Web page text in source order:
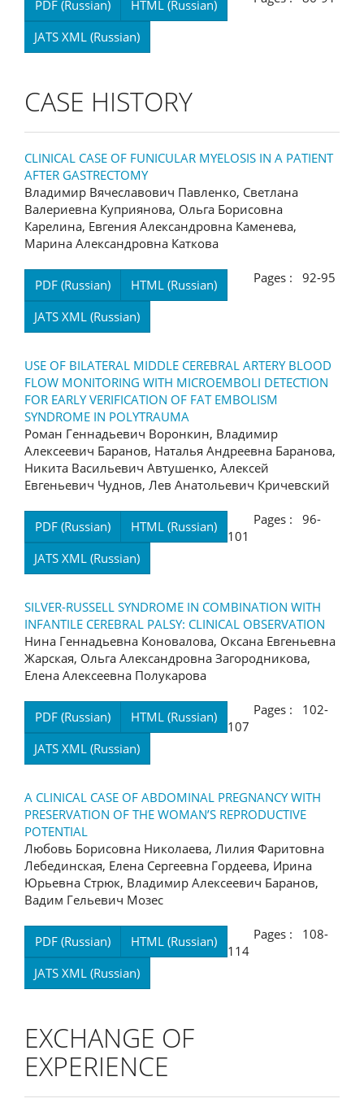
PDF (Russian)
HTML (Russian)
JATS XML (Russian)
CASE HISTORY
CLINICAL CASE OF FUNICULAR MYELOSIS IN A PATIENT
AFTER GASTRECTOMY
Владимир Вячеславович Павленко, Светлана
Валериевна Куприянова, Ольга Борисовна
Карелина, Евгения Александровна Каменева,
Марина Александровна Каткова
PDF (Russian)
HTML (Russian)
JATS XML (Russian)
Pages : 92-95
USE OF BILATERAL MIDDLE CEREBRAL ARTERY BLOOD
FLOW MONITORING WITH MICROEMBOLI DETECTION
FOR EARLY VERIFICATION OF FAT EMBOLISM
SYNDROME IN POLYTRAUMA
Роман Геннадьевич Воронкин, Владимир
Алексеевич Баранов, Наталья Андреевна Баранова,
Никита Васильевич Автушенко, Алексей
Евгеньевич Чуднов, Лев Анатольевич Кричевский
PDF (Russian)
HTML (Russian)
JATS XML (Russian)
Pages : 96-
101
SILVER-RUSSELL SYNDROME IN COMBINATION WITH
INFANTILE CEREBRAL PALSY: CLINICAL OBSERVATION
Нина Геннадьевна Коновалова, Оксана Евгеньевна
Жарская, Ольга Александровна Загородникова,
Елена Алексеевна Полукарова
PDF (Russian)
HTML (Russian)
JATS XML (Russian)
Pages : 102-
107
A CLINICAL CASE OF ABDOMINAL PREGNANCY WITH
PRESERVATION OF THE WOMAN’S REPRODUCTIVE
POTENTIAL
Любовь Борисовна Николаева, Лилия Фаритовна
Лебединская, Елена Сергеевна Гордеева, Ирина
Юрьевна Стрюк, Владимир Алексеевич Баранов,
Вадим Гельевич Мозес
PDF (Russian)
HTML (Russian)
JATS XML (Russian)
Pages : 108-
114
EXCHANGE OF
EXPERIENCE